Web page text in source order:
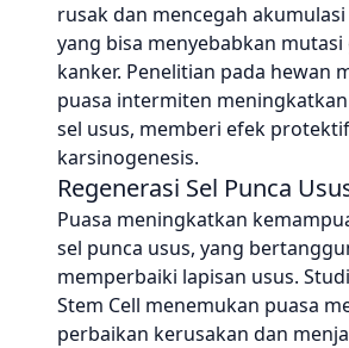
rusak dan mencegah
yang bisa menyebabkan
kanker. Penelitian pada hewan
puasa intermiten
sel usus, memberi efek
karsinogenesis.
Regenerasi Sel Punca
Puasa meningkatkan
sel punca usus, yang
memperbaiki lapisan usus.
Stem Cell menemukan puasa
perbaikan kerusakan dan